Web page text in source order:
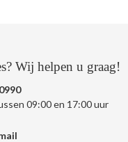
Wij helpen u graag!
09:00 en 17:00 uur